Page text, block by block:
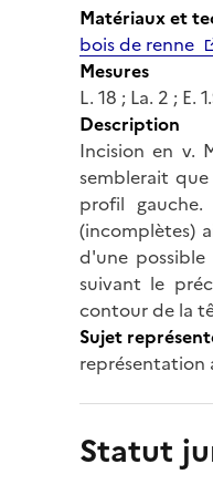
Matériaux et
bois de renne
Mesures
L. 18 ; La. 2 ; E.
Description
Incision en v.
semblerait
profil
(incomplètes)
d'une
suivant le
contour de la
Sujet
représentation
Statut